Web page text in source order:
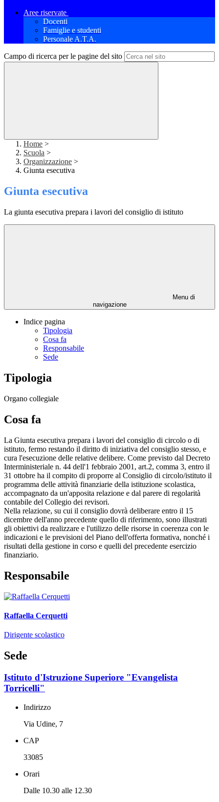
Aree riservate
Docenti
Famiglie e studenti
Personale A.T.A.
Campo di ricerca per le pagine del sito
Home >
Scuola >
Organizzazione >
Giunta esecutiva
Giunta esecutiva
La giunta esecutiva prepara i lavori del consiglio di istituto
Menu di
navigazione
Indice pagina
Tipologia
Cosa fa
Responsabile
Sede
Tipologia
Organo collegiale
Cosa fa
La Giunta esecutiva prepara i lavori del consiglio di circolo o di
istituto, fermo restando il diritto di iniziativa del consiglio stesso, e
cura l'esecuzione delle relative delibere. Come previsto dal Decreto
Interministeriale n. 44 dell'1 febbraio 2001, art.2, comma 3, entro il
31 ottobre ha il compito di proporre al Consiglio di circolo/istituto il
programma delle attività finanziarie della istituzione scolastica,
accompagnato da un'apposita relazione e dal parere di regolarità
contabile del Collegio dei revisori.
Nella relazione, su cui il consiglio dovrà deliberare entro il 15
dicembre dell'anno precedente quello di riferimento, sono illustrati
gli obiettivi da realizzare e l'utilizzo delle risorse in coerenza con le
indicazioni e le previsioni del Piano dell'offerta formativa, nonché i
risultati della gestione in corso e quelli del precedente esercizio
finanziario.
Responsabile
Raffaella Cerquetti
Dirigente scolastico
Sede
Istituto d'Istruzione Superiore "Evangelista
Torricelli"
Indirizzo
Via Udine, 7
CAP
33085
Orari
Dalle 10.30 alle 12.30